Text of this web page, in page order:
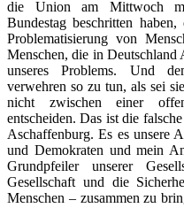
die Union am Mittwoch
Bundestag beschritten
Problematisierung von
Menschen, die in
unseres Problems. Und
verwehren so zu tun, als sei
nicht zwischen einer
entscheiden. Das ist die
Aschaffenburg. Es es unsere
und Demokraten und mein
Grundpfeiler unserer
Gesellschaft und die
Menschen – zusammen zu